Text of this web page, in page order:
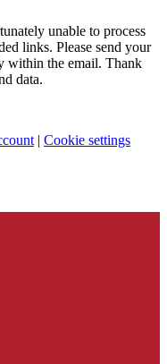
unable to process
links. Please send your
within the email. Thank
data.
| Cookie settings